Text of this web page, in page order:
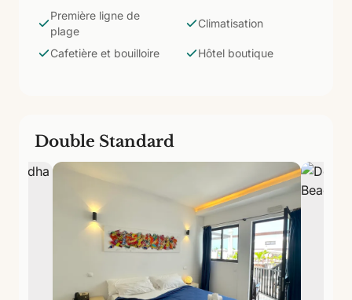
bouilloire. Salle de bain avec douche et commodités.
L'essentiel bien résolu dans un hôtel boutique de
Première ligne de
plage
Climatisation
Cafetière et bouilloire Hôtel boutique
Double Standard